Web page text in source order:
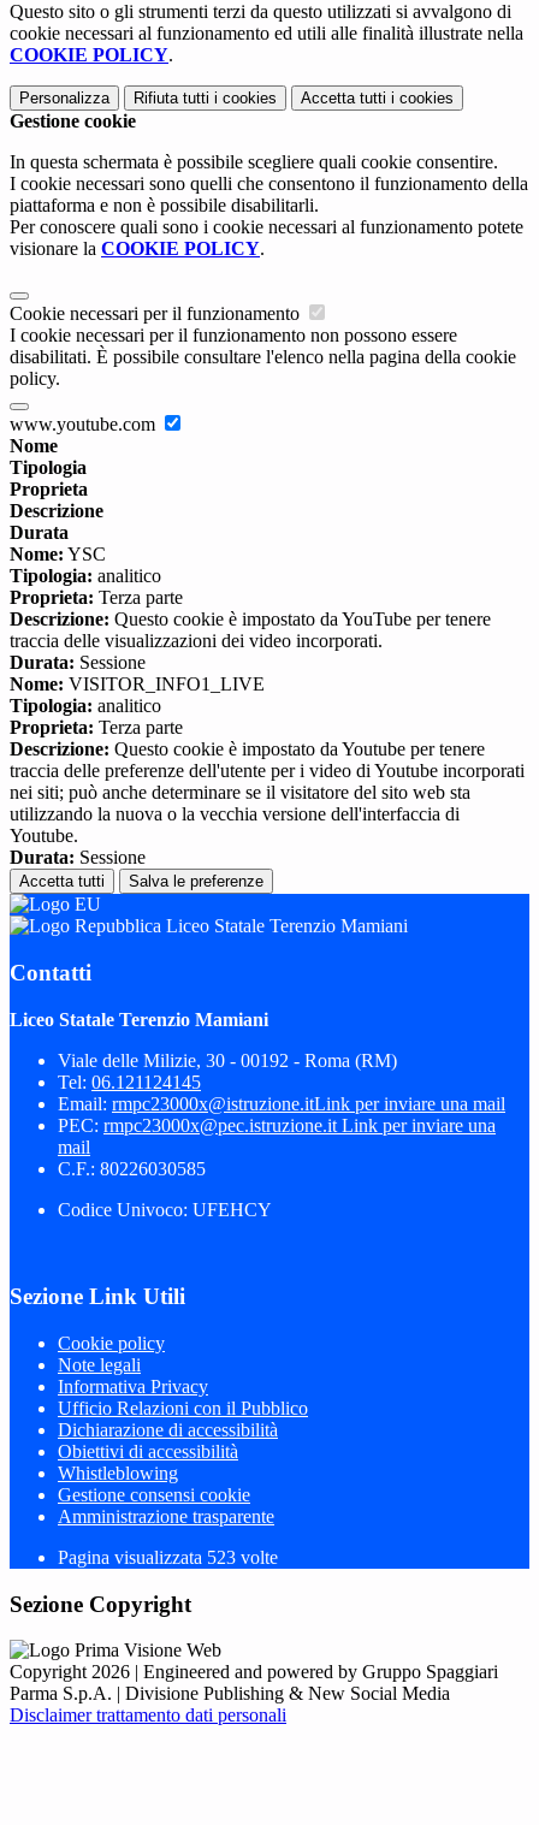
Questo sito o gli strumenti terzi da questo utilizzati si avvalgono di
cookie necessari al funzionamento ed utili alle finalità illustrate nella
COOKIE POLICY.
Personalizza Rifiuta tutti i cookies Accetta tutti i cookies
Gestione cookie
In questa schermata è possibile scegliere quali cookie consentire.
I cookie necessari sono quelli che consentono il funzionamento della
piattaforma e non è possibile disabilitarli.
Per conoscere quali sono i cookie necessari al funzionamento potete
visionare la COOKIE POLICY.
Cookie necessari per il funzionamento
I cookie necessari per il funzionamento non possono essere
disabilitati. È possibile consultare l'elenco nella pagina della cookie
policy.
www.youtube.com
Nome
Tipologia
Proprieta
Descrizione
Durata
Nome: YSC
Tipologia: analitico
Proprieta: Terza parte
Descrizione: Questo cookie è impostato da YouTube per tenere
traccia delle visualizzazioni dei video incorporati.
Durata: Sessione
Nome: VISITOR_INFO1_LIVE
Tipologia: analitico
Proprieta: Terza parte
Descrizione: Questo cookie è impostato da Youtube per tenere
traccia delle preferenze dell'utente per i video di Youtube incorporati
nei siti; può anche determinare se il visitatore del sito web sta
utilizzando la nuova o la vecchia versione dell'interfaccia di
Youtube.
Durata: Sessione
Accetta tutti Salva le preferenze
Liceo Statale Terenzio Mamiani
Contatti
Liceo Statale Terenzio Mamiani
Viale delle Milizie, 30 - 00192 - Roma (RM)
Tel: 06.121124145
Email: rmpc23000x@istruzione.itLink per inviare una mail
PEC: rmpc23000x@pec.istruzione.it Link per inviare una
mail
C.F.: 80226030585
Codice Univoco: UFEHCY
Sezione Link Utili
Cookie policy
Note legali
Informativa Privacy
Ufficio Relazioni con il Pubblico
Dichiarazione di accessibilità
Obiettivi di accessibilità
Whistleblowing
Gestione consensi cookie
Amministrazione trasparente
Pagina visualizzata 523 volte
Sezione Copyright
Copyright 2026 | Engineered and powered by Gruppo Spaggiari
Parma S.p.A. | Divisione Publishing & New Social Media
Disclaimer trattamento dati personali